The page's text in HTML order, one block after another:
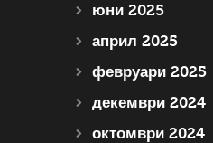
юни 2025
април 2025
февруари 2025
декември 2024
октомври 2024